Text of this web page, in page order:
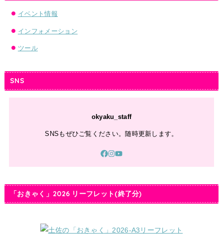
イベント情報
インフォメーション
ツール
SNS
okyaku_staff
SNSもぜひご覧ください。随時更新します。
「おきゃく」2026 リーフレット(終了分)